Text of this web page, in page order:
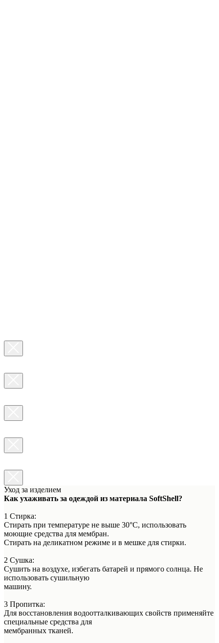
Уход за изделием
Как ухаживать за одеждой из материала SoftShell?
1 Стирка:
Стирать при температуре не выше 30°C, использовать
моющие средства для мембран.
Стирать на деликатном режиме и в мешке для стирки.
2 Сушка:
Сушить на воздухе, избегать батарей и прямого солнца. Не
использовать сушильную
машину.
3 Пропитка:
Для восстановления водоотталкивающих свойств применяйте
специальные средства для
мембранных тканей.